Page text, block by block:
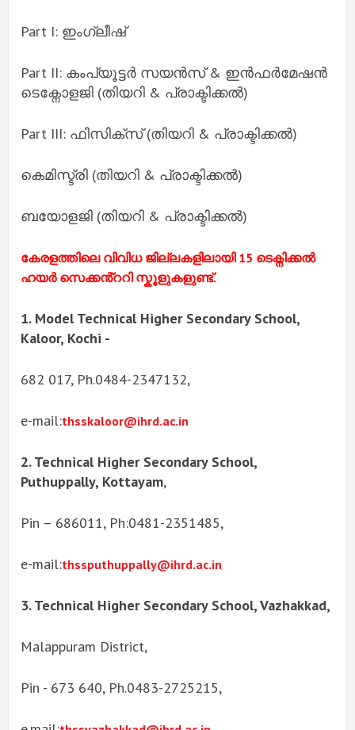
Part I: ഇംഗ്ലീഷ്
Part II: കംപ്യൂട്ടർ സയൻസ് & ഇൻഫർമേഷൻ
ടെക്നോളജി (തിയറി & പ്രാക്ടിക്കൽ)
Part III: ഫിസിക്സ് (തിയറി & പ്രാക്ടിക്കൽ)
കെമിസ്ട്രി (തിയറി & പ്രാക്ടിക്കൽ)
ബയോളജി (തിയറി & പ്രാക്ടിക്കൽ)
കേരളത്തിലെ വിവിധ ജില്ലകളിലായി 15 ടെക്നിക്കൽ
ഹയർ സെക്കൻ്ററി സ്കൂളുകളുണ്ട്.
1. Model Technical Higher Secondary School,
Kaloor, Kochi -
682 017, Ph.0484-2347132,
e-mail:thsskaloor@ihrd.ac.in
2. Technical Higher Secondary School,
Puthuppally, Kottayam,
Pin – 686011, Ph:0481-2351485,
e-mail:thssputhuppally@ihrd.ac.in
3. Technical Higher Secondary School, Vazhakkad,
Malappuram District,
Pin - 673 640, Ph.0483-2725215,